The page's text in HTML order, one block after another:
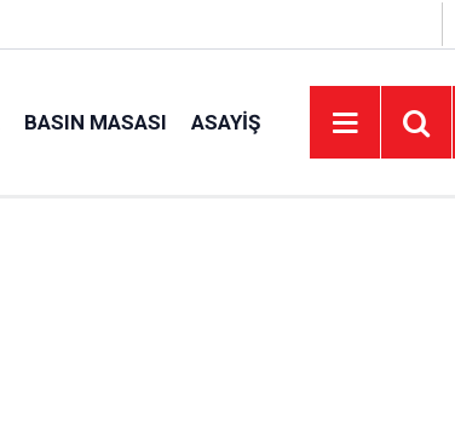
BASIN MASASI ASAYIŞ